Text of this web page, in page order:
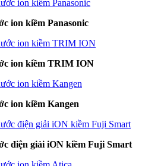
ion kiềm Panasonic
ion kiềm TRIM ION
ion kiềm Kangen
điện giải iON kiềm Fuji Smart